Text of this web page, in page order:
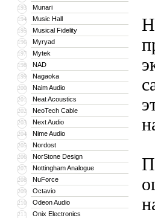
193 Munari
194 Music Hall
195 Musical Fidelity
196 Myryad
197 Mytek
198 NAD
199 Nagaoka
200 Naim Audio
201 Neat Acoustics
202 NeoTech Cable
203 Next Audio
204 Nime Audio
205 Nordost
206 NorStone Design
207 Nottingham Analogue
208 NuForce
209 Octavio
210 Odeon Audio
211 Onix Electronics